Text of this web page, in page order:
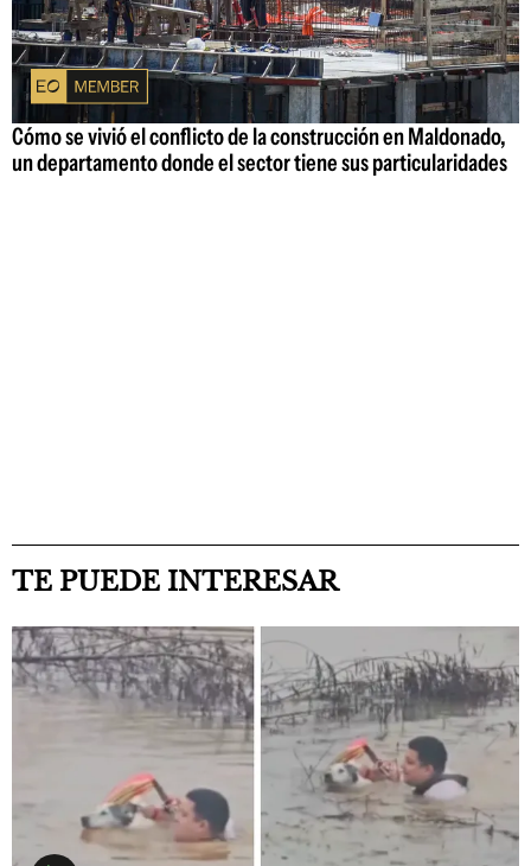
Cómo se vivió el conflicto de la construcción en Maldonado,
un departamento donde el sector tiene sus particularidades
TE PUEDE INTERESAR